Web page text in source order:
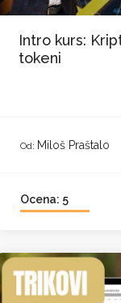
Intro kurs:
tokeni
Od: Miloš Praštalo
Ocena: 5